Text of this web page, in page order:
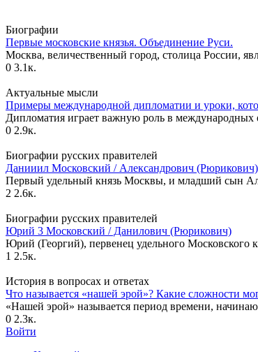
Биографии
Первые московские князья. Объединение Руси.
Москва, величественный город, столица России,
0 3.1к.
Актуальные мысли
Примеры международной дипломатии и уроки,
Дипломатия играет важную роль в международных
0 2.9к.
Биографии русских правителей
Данииил Московский / Александрович (Рюрикович)
Первый удельный князь Москвы, и младший сын
2 2.6к.
Биографии русских правителей
Юрий 3 Московский / Данилович (Рюрикович)
Юрий (Георгий), первенец удельного Московского
1 2.5к.
История в вопросах и ответах
Что называется «нашей эрой»? Какие сложности
«Нашей эрой» называется период времени,
0 2.3к.
Войти